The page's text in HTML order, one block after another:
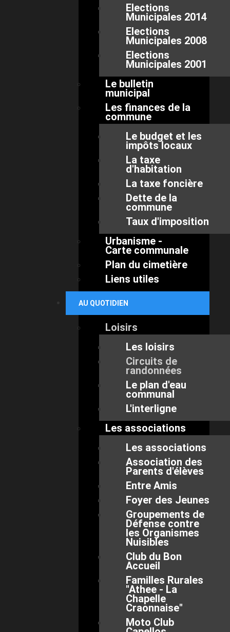
Elections
Municipales 2014
Elections
Municipales 2008
Elections
Municipales 2001
Le bulletin
municipal
Les finances de la
commune
Le budget et les
impôts locaux
La taxe
d'habitation
La taxe foncière
Dette de la
commune
Taux d'imposition
Urbanisme -
Carte communale
Plan du cimetière
Liens utiles
AU QUOTIDIEN
Loisirs
Les loisirs
Circuits de
randonnées
Le plan d'eau
communal
L'interligne
Les associations
Les associations
Association des
Parents d'élèves
Entre Amis
Foyer des Jeunes
Groupements de
Défense contre
les Organismes
Nuisibles
Club du Bon
Accueil
Familles Rurales
"Athee - La
Chapelle
Craonnaise"
Moto Club